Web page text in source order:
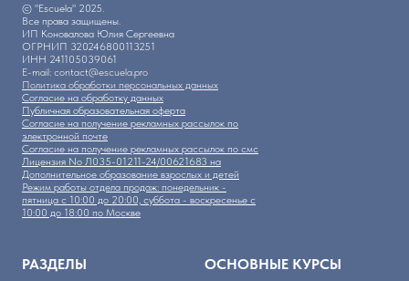
© "Escuela" 2025.
Все права защищены.
ИП Коновалова Юлия Сергеевна
ОГРНИП 320246800113251
ИНН 241105039061
E-mail: contact@escuela.pro
Политика обработки персональных данных
Согласие на обработку данных
Публичная образовательная оферта
Согласие на получение рекламных рассылок по
электронной почте
Согласие на получение рекламных рассылок по смс
Лицензия No Л035-01211-24/00621683 на
Дополнительное образование взрослых и детей
Режим работы отдела продаж: понедельник -
пятница с 10:00 до 20:00, суббота - воскресенье с
10:00 до 18:00 по Москве
РАЗДЕЛЫ ОСНОВНЫЕ КУРСЫ